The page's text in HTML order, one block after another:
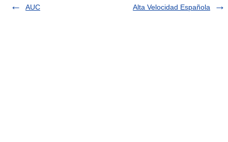
AUC Alta Velocidad Española